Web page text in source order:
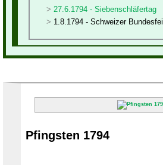
27.6.1794 - Siebenschläfertag
1.8.1794 - Schweizer
Pfingsten 1794